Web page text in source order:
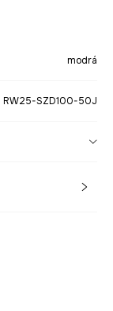
modrá
RW25-SZD100-50J